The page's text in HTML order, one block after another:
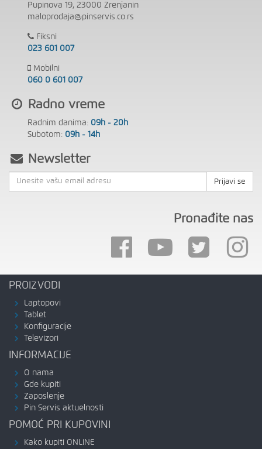
Pupinova 19, 23000 Zrenjanin
maloprodaja@pinservis.co.rs
Fiksni
023 601 007
Mobilni
060 0 601 007
Radno vreme
Radnim danima: 09h - 20h
Subotom: 09h - 14h
Newsletter
Prijavi se
Pronađite nas
PROIZVODI
Laptopovi
Tablet
Konfiguracije
Televizori
INFORMACIJE
O nama
Gde kupiti
Zaposlenje
Pin Servis aktuelnosti
POMOĆ PRI KUPOVINI
Kako kupiti ONLINE